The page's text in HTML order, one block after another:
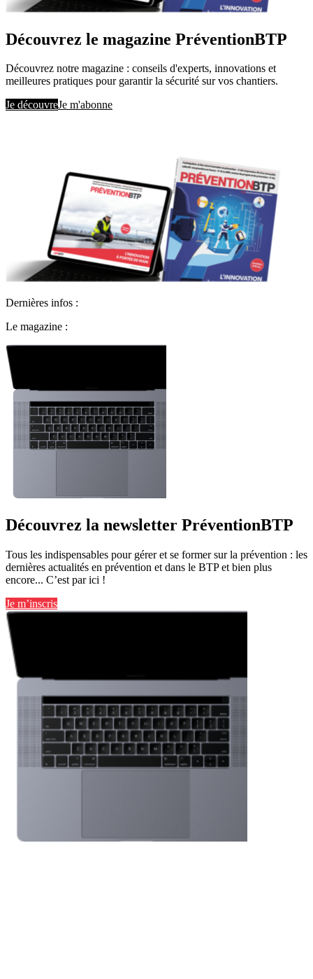
Découvrez le magazine PréventionBTP
Découvrez notre magazine : conseils d'experts, innovations et
meilleures pratiques pour garantir la sécurité sur vos chantiers.
Je découvreJe m'abonne
Dernières infos :
Le magazine :
Découvrez la newsletter PréventionBTP
Tous les indispensables pour gérer et se former sur la prévention : les
dernières actualités en prévention et dans le BTP et bien plus
encore... C’est par ici !
Je m’inscris